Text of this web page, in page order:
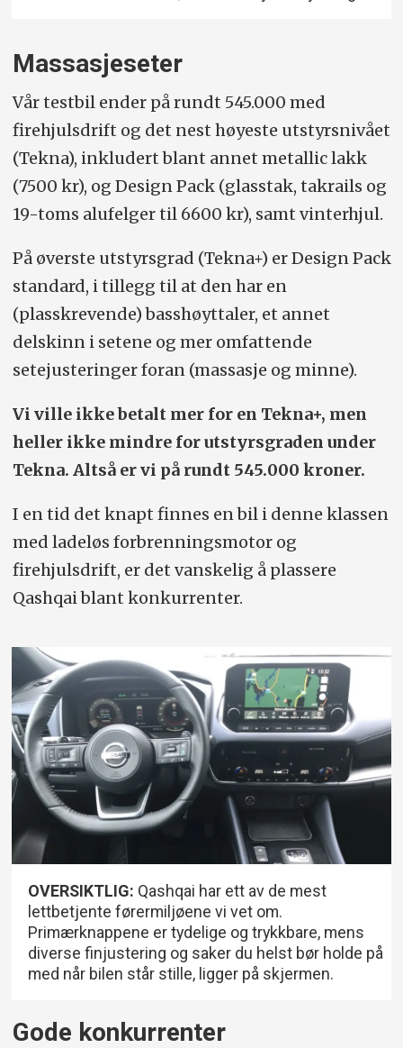
Massasjeseter
Vår testbil ender på rundt 545.000 med
firehjulsdrift og det nest høyeste utstyrsnivået
(Tekna), inkludert blant annet metallic lakk
(7500 kr), og Design Pack (glasstak, takrails og
19-toms alufelger til 6600 kr), samt vinterhjul.
På øverste utstyrsgrad (Tekna+) er Design Pack
standard, i tillegg til at den har en
(plasskrevende) basshøyttaler, et annet
delskinn i setene og mer omfattende
setejusteringer foran (massasje og minne).
Vi ville ikke betalt mer for en Tekna+, men
heller ikke mindre for utstyrsgraden under
Tekna. Altså er vi på rundt 545.000 kroner.
I en tid det knapt finnes en bil i denne klassen
med ladeløs forbrenningsmotor og
firehjulsdrift, er det vanskelig å plassere
Qashqai blant konkurrenter.
OVERSIKTLIG: Qashqai har ett av de mest
lettbetjente førermiljøene vi vet om.
Primærknappene er tydelige og trykkbare, mens
diverse finjustering og saker du helst bør holde på
med når bilen står stille, ligger på skjermen.
Gode konkurrenter